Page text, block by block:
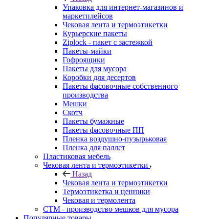
Упаковка для интернет-магазинов и
маркетплейсов
Чековая лента и термоэтикетки
Курьерские пакеты
Ziplock - пакет с застежкой
Пакеты-майки
Гофроящики
Пакеты для мусора
Коробки для десертов
Пакеты фасовочные собственного
производства
Мешки
Скотч
Пакеты бумажные
Пакеты фасовочные ПП
Пленка воздушно-пузырьковая
Пленка для паллет
Пластиковая мебель
Чековая лента и термоэтикетки
Назад
Чековая лента и термоэтикетки
Термоэтикетка и ценники
Чековая и термолента
СТМ - производство мешков для мусора